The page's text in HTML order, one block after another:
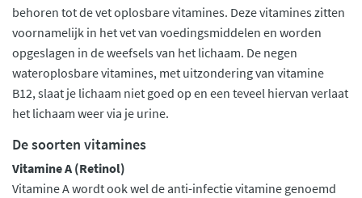
behoren tot de vet oplosbare vitamines. Deze vitamines zitten
voornamelijk in het vet van voedingsmiddelen en worden
opgeslagen in de weefsels van het lichaam. De negen
wateroplosbare vitamines, met uitzondering van vitamine
B12, slaat je lichaam niet goed op en een teveel hiervan verlaat
het lichaam weer via je urine.
De soorten vitamines
Vitamine A (Retinol)
Vitamine A wordt ook wel de anti-infectie vitamine genoemd